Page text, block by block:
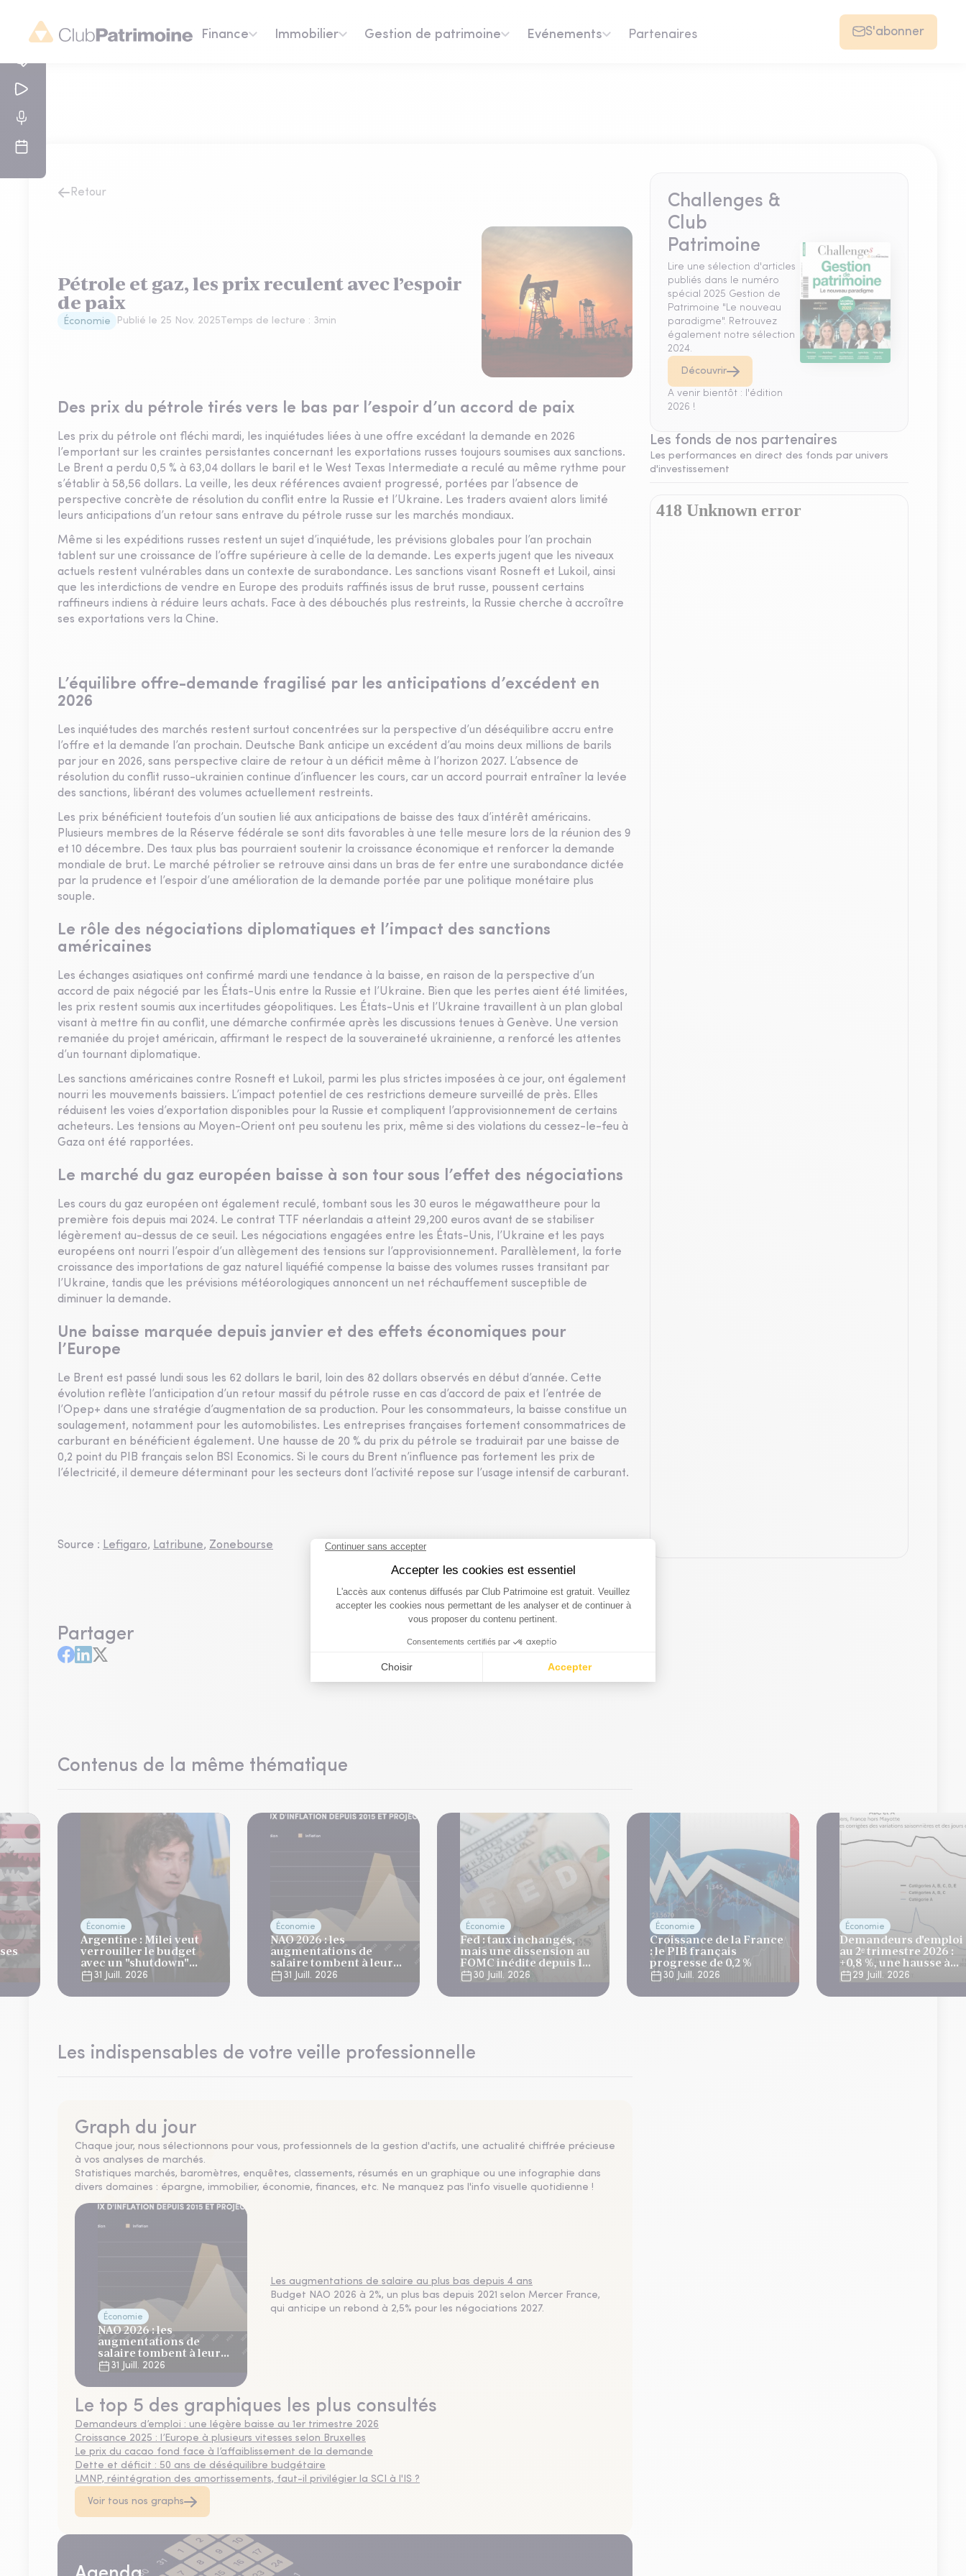
Finance Immobilier Gestion de patrimoine Evénements Partenaires S'abonner
Retour
Pétrole et gaz, les prix reculent avec l’espoir
de paix
Économie Publié le 25 Nov. 2025Temps de lecture : 3min
Des prix du pétrole tirés vers le bas par l’espoir d’un accord de paix
Les prix du pétrole ont fléchi mardi, les inquiétudes liées à une offre excédant la demande en 2026
l’emportant sur les craintes persistantes concernant les exportations russes toujours soumises aux sanctions.
Le Brent a perdu 0,5 % à 63,04 dollars le baril et le West Texas Intermediate a reculé au même rythme pour
s’établir à 58,56 dollars. La veille, les deux références avaient progressé, portées par l’absence de
perspective concrète de résolution du conflit entre la Russie et l’Ukraine. Les traders avaient alors limité
leurs anticipations d’un retour sans entrave du pétrole russe sur les marchés mondiaux.
Même si les expéditions russes restent un sujet d’inquiétude, les prévisions globales pour l’an prochain
tablent sur une croissance de l’offre supérieure à celle de la demande. Les experts jugent que les niveaux
actuels restent vulnérables dans un contexte de surabondance. Les sanctions visant Rosneft et Lukoil, ainsi
que les interdictions de vendre en Europe des produits raffinés issus de brut russe, poussent certains
raffineurs indiens à réduire leurs achats. Face à des débouchés plus restreints, la Russie cherche à accroître
ses exportations vers la Chine.
L’équilibre offre-demande fragilisé par les anticipations d’excédent en
2026
Les inquiétudes des marchés restent surtout concentrées sur la perspective d’un déséquilibre accru entre
l’offre et la demande l’an prochain. Deutsche Bank anticipe un excédent d’au moins deux millions de barils
par jour en 2026, sans perspective claire de retour à un déficit même à l’horizon 2027. L’absence de
résolution du conflit russo-ukrainien continue d’influencer les cours, car un accord pourrait entraîner la levée
des sanctions, libérant des volumes actuellement restreints.
Les prix bénéficient toutefois d’un soutien lié aux anticipations de baisse des taux d’intérêt américains.
Plusieurs membres de la Réserve fédérale se sont dits favorables à une telle mesure lors de la réunion des 9
et 10 décembre. Des taux plus bas pourraient soutenir la croissance économique et renforcer la demande
mondiale de brut. Le marché pétrolier se retrouve ainsi dans un bras de fer entre une surabondance dictée
par la prudence et l’espoir d’une amélioration de la demande portée par une politique monétaire plus
souple.
Le rôle des négociations diplomatiques et l’impact des sanctions
américaines
Les échanges asiatiques ont confirmé mardi une tendance à la baisse, en raison de la perspective d’un
accord de paix négocié par les États-Unis entre la Russie et l’Ukraine. Bien que les pertes aient été limitées,
les prix restent soumis aux incertitudes géopolitiques. Les États-Unis et l’Ukraine travaillent à un plan global
visant à mettre fin au conflit, une démarche confirmée après les discussions tenues à Genève. Une version
remaniée du projet américain, affirmant le respect de la souveraineté ukrainienne, a renforcé les attentes
d’un tournant diplomatique.
Les sanctions américaines contre Rosneft et Lukoil, parmi les plus strictes imposées à ce jour, ont également
nourri les mouvements baissiers. L’impact potentiel de ces restrictions demeure surveillé de près. Elles
réduisent les voies d’exportation disponibles pour la Russie et compliquent l’approvisionnement de certains
acheteurs. Les tensions au Moyen-Orient ont peu soutenu les prix, même si des violations du cessez-le-feu à
Gaza ont été rapportées.
Le marché du gaz européen baisse à son tour sous l’effet des négociations
Les cours du gaz européen ont également reculé, tombant sous les 30 euros le mégawattheure pour la
première fois depuis mai 2024. Le contrat TTF néerlandais a atteint 29,200 euros avant de se stabiliser
légèrement au-dessus de ce seuil. Les négociations engagées entre les États-Unis, l’Ukraine et les pays
européens ont nourri l’espoir d’un allègement des tensions sur l’approvisionnement. Parallèlement, la forte
croissance des importations de gaz naturel liquéfié compense la baisse des volumes russes transitant par
l’Ukraine, tandis que les prévisions météorologiques annoncent un net réchauffement susceptible de
diminuer la demande.
Une baisse marquée depuis janvier et des effets économiques pour
l’Europe
Le Brent est passé lundi sous les 62 dollars le baril, loin des 82 dollars observés en début d’année. Cette
évolution reflète l’anticipation d’un retour massif du pétrole russe en cas d’accord de paix et l’entrée de
l’Opep+ dans une stratégie d’augmentation de sa production. Pour les consommateurs, la baisse constitue un
soulagement, notamment pour les automobilistes. Les entreprises françaises fortement consommatrices de
carburant en bénéficient également. Une hausse de 20 % du prix du pétrole se traduirait par une baisse de
0,2 point du PIB français selon BSI Economics. Si le cours du Brent n’influence pas fortement les prix de
l’électricité, il demeure déterminant pour les secteurs dont l’activité repose sur l’usage intensif de carburant.
Source : Lefigaro, Latribune, Zonebourse
Partager
Contenus de la même thématique
Économie
Argentine : Milei veut
verrouiller le budget
avec un "shutdown"
automatique, sous le
regard bienveillant du
FMI
31 Juill. 2026
Économie
NAO 2026 : les
augmentations de
salaire tombent à leur
plus bas niveau depuis 4
ans
31 Juill. 2026
Économie
Fed : taux inchangés,
mais une dissension au
FOMC inédite depuis 10
ans30 Juill. 2026
Économie
Croissance de la France
: le PIB français
progresse de 0,2 %
30 Juill. 2026
Économie
Demandeurs d'emploi
au 2ᵉ trimestre 2026 :
+0,8 %, une hausse à
relativiser
29 Juill. 2026
Les indispensables de votre veille professionnelle
Graph du jour
Chaque jour, nous sélectionnons pour vous, professionnels de la gestion d'actifs, une actualité chiffrée précieuse
à vos analyses de marchés.
Statistiques marchés, baromètres, enquêtes, classements, résumés en un graphique ou une infographie dans
divers domaines : épargne, immobilier, économie, finances, etc. Ne manquez pas l'info visuelle quotidienne !
Économie
NAO 2026 : les
augmentations de
salaire tombent à leur
plus bas niveau depuis 4
ans
31 Juill. 2026
Les augmentations de salaire au plus bas depuis 4 ans
Budget NAO 2026 à 2%, un plus bas depuis 2021 selon Mercer France,
qui anticipe un rebond à 2,5% pour les négociations 2027.
Le top 5 des graphiques les plus consultés
Demandeurs d’emploi : une légère baisse au 1er trimestre 2026
Croissance 2025 : l’Europe à plusieurs vitesses selon Bruxelles
Le prix du cacao fond face à l’affaiblissement de la demande
Dette et déficit : 50 ans de déséquilibre budgétaire
LMNP, réintégration des amortissements, faut-il privilégier la SCI à l'IS ?
Voir tous nos graphs
Challenges &
Club
Patrimoine
Lire une sélection d'articles
publiés dans le numéro
spécial 2025 Gestion de
Patrimoine "Le nouveau
paradigme". Retrouvez
également notre sélection
2024.
Découvrir
A venir bientôt : l'édition
2026 !
Les fonds de nos partenaires
Les performances en direct des fonds par univers
d'investissement